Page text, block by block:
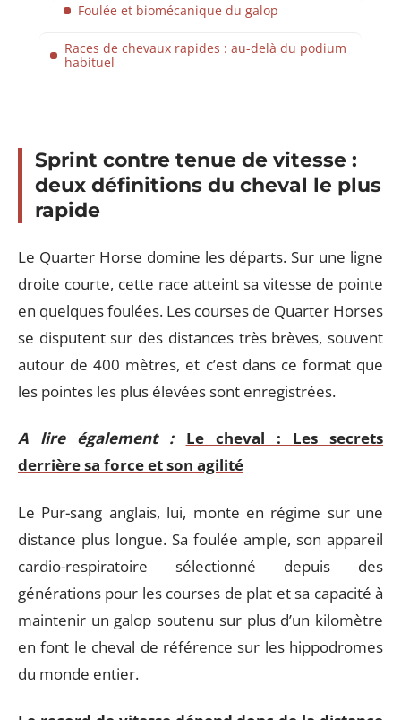
Foulée et biomécanique du galop
Races de chevaux rapides : au-delà du podium
habituel
Sprint contre tenue de vitesse :
deux définitions du cheval le plus
rapide
Le Quarter Horse domine les départs. Sur une ligne
droite courte, cette race atteint sa vitesse de pointe
en quelques foulées. Les courses de Quarter Horses
se disputent sur des distances très brèves, souvent
autour de 400 mètres, et c’est dans ce format que
les pointes les plus élevées sont enregistrées.
A lire également :
Le cheval : Les secrets
derrière sa force et son agilité
Le Pur-sang anglais, lui, monte en régime sur une
distance plus longue. Sa foulée ample, son appareil
cardio-respiratoire sélectionné depuis des
générations pour les courses de plat et sa capacité à
maintenir un galop soutenu sur plus d’un kilomètre
en font le cheval de référence sur les hippodromes
du monde entier.